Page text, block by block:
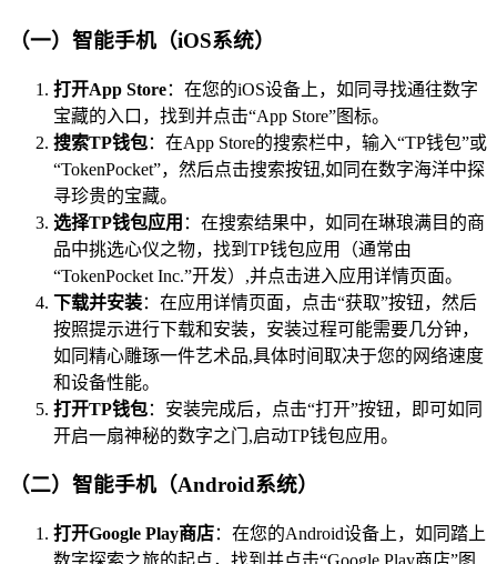
（一）智能手机（iOS系统）
打开App Store：在您的iOS设备上，如同寻找通往数字
宝藏的入口，找到并点击“App Store”图标。
搜索TP钱包：在App Store的搜索栏中，输入“TP钱包”或
“TokenPocket”，然后点击搜索按钮,如同在数字海洋中探
寻珍贵的宝藏。
选择TP钱包应用 ：在搜索结果中，如同在琳琅满目的商
品中挑选心仪之物，找到TP钱包应用（通常由
“TokenPocket Inc.”开发）,并点击进入应用详情页面。
下载并安装：在应用详情页面，点击“获取”按钮，然后
按照提示进行下载和安装，安装过程可能需要几分钟，
如同精心雕琢一件艺术品,具体时间取决于您的网络速度
和设备性能。
打开TP钱包：安装完成后，点击“打开”按钮，即可如同
开启一扇神秘的数字之门,启动TP钱包应用。
（二）智能手机（Android系统）
打开Google Play商店：在您的Android设备上，如同踏上
数字探索之旅的起点，找到并点击“Google Play商店”图